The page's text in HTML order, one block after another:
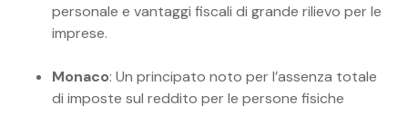
personale e vantaggi fiscali di grande rilievo per le
imprese.
Monaco: Un principato noto per l’assenza totale
di imposte sul reddito per le persone fisiche